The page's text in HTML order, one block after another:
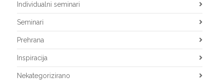
Individualni seminari
Seminari
Prehrana
Inspiracija
Nekategorizirano